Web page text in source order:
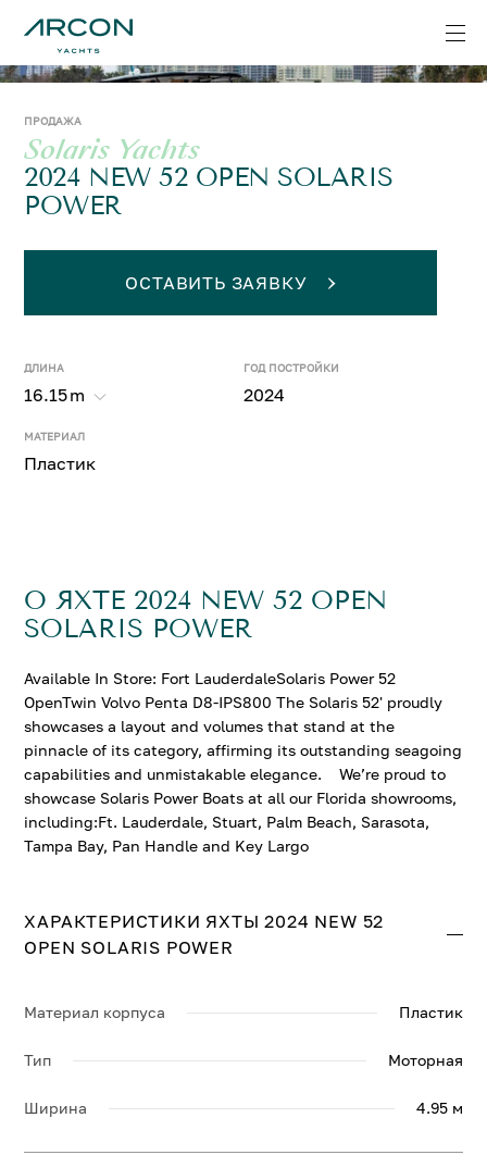
ПРОДАЖА
Solaris Yachts
2024 NEW 52 OPEN SOLARIS
POWER
ДЛИНА
16.15m
ГОД ПОСТРОЙКИ
2024
МАТЕРИАЛ
Пластик
ОСТАВИТЬ ЗАЯВКУ
О ЯХТЕ 2024 NEW 52 OPEN
SOLARIS POWER
Available In Store: Fort LauderdaleSolaris Power 52
OpenTwin Volvo Penta D8-IPS800 The Solaris 52' proudly
showcases a layout and volumes that stand at the
pinnacle of its category, affirming its outstanding seagoing
capabilities and unmistakable elegance. We’re proud to
showcase Solaris Power Boats at all our Florida showrooms,
including:Ft. Lauderdale, Stuart, Palm Beach, Sarasota,
Tampa Bay, Pan Handle and Key Largo
ХАРАКТЕРИСТИКИ ЯХТЫ 2024 NEW 52
OPEN SOLARIS POWER
Материал корпуса Пластик
Тип Моторная
Ширина 4.95 м